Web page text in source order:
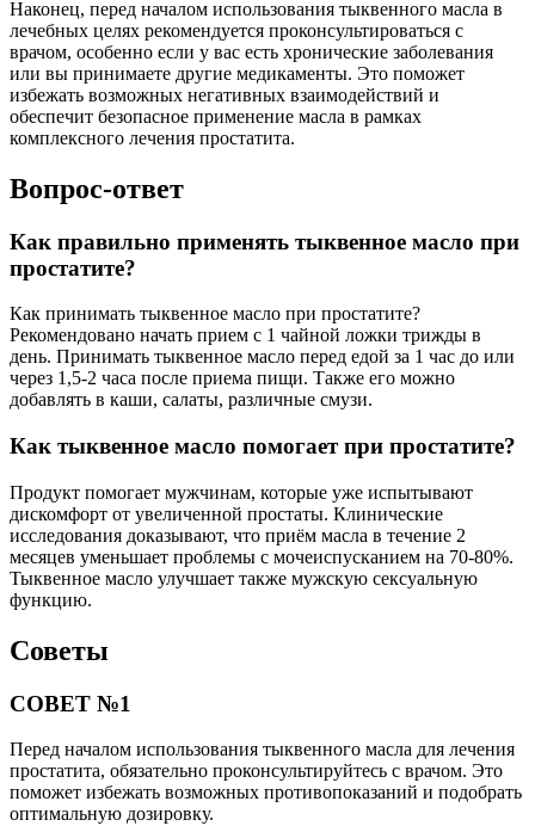
Наконец, перед началом использования тыквенного масла в
лечебных целях рекомендуется проконсультироваться с
врачом, особенно если у вас есть хронические заболевания
или вы принимаете другие медикаменты. Это поможет
избежать возможных негативных взаимодействий и
обеспечит безопасное применение масла в рамках
комплексного лечения простатита.
Вопрос-ответ
Как правильно применять тыквенное масло при
простатите?
Как принимать тыквенное масло при простатите?
Рекомендовано начать прием с 1 чайной ложки трижды в
день. Принимать тыквенное масло перед едой за 1 час до или
через 1,5-2 часа после приема пищи. Также его можно
добавлять в каши, салаты, различные смузи.
Как тыквенное масло помогает при простатите?
Продукт помогает мужчинам, которые уже испытывают
дискомфорт от увеличенной простаты. Клинические
исследования доказывают, что приём масла в течение 2
месяцев уменьшает проблемы с мочеиспусканием на 70-80%.
Тыквенное масло улучшает также мужскую сексуальную
функцию.
Советы
СОВЕТ №1
Перед началом использования тыквенного масла для лечения
простатита, обязательно проконсультируйтесь с врачом. Это
поможет избежать возможных противопоказаний и подобрать
оптимальную дозировку.